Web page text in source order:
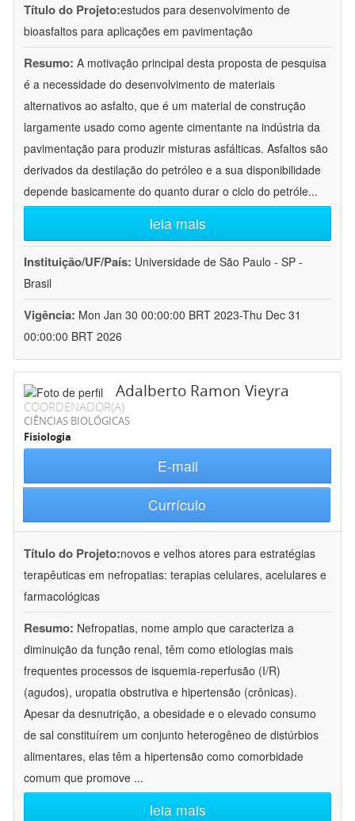
Título do Projeto:estudos para desenvolvimento de
bioasfaltos para aplicações em pavimentação
Resumo: A motivação principal desta proposta de pesquisa
é a necessidade do desenvolvimento de materiais
alternativos ao asfalto, que é um material de construção
largamente usado como agente cimentante na indústria da
pavimentação para produzir misturas asfálticas. Asfaltos são
derivados da destilação do petróleo e a sua disponibilidade
depende basicamente do quanto durar o ciclo do petróle...
leia mais
Instituição/UF/País: Universidade de São Paulo - SP -
Brasil
Vigência: Mon Jan 30 00:00:00 BRT 2023-Thu Dec 31
00:00:00 BRT 2026
Adalberto Ramon Vieyra
COORDENADOR(A)
CIÊNCIAS BIOLÓGICAS
Fisiologia
E-mail
Currículo
Título do Projeto:novos e velhos atores para estratégias
terapêuticas em nefropatias: terapias celulares, acelulares e
farmacológicas
Resumo: Nefropatias, nome amplo que caracteriza a
diminuição da função renal, têm como etiologias mais
frequentes processos de isquemia-reperfusão (I/R)
(agudos), uropatia obstrutiva e hipertensão (crônicas).
Apesar da desnutrição, a obesidade e o elevado consumo
de sal constituírem um conjunto heterogêneo de distúrbios
alimentares, elas têm a hipertensão como comorbidade
comum que promove ...
leia mais